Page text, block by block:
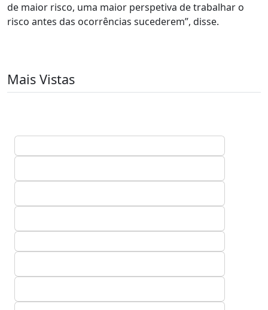
de maior risco, uma maior perspetiva de trabalhar o
risco antes das ocorrências sucederem”, disse.
Mais Vistas